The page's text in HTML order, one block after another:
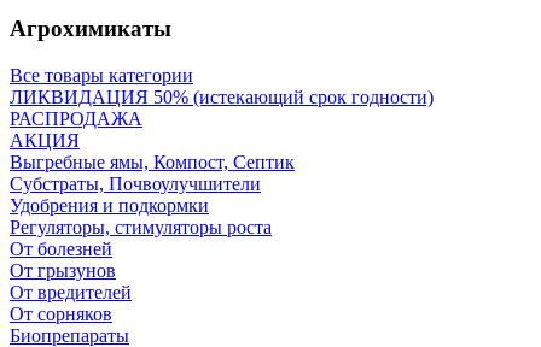
Агрохимикаты
Все товары категории
ЛИКВИДАЦИЯ 50% (истекающий срок годности)
РАСПРОДАЖА
АКЦИЯ
Выгребные ямы, Компост, Септик
Субстраты, Почвоулучшители
Удобрения и подкормки
Регуляторы, стимуляторы роста
От болезней
От грызунов
От вредителей
От сорняков
Биопрепараты